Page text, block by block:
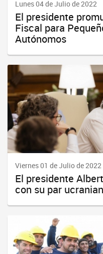
Lunes 04 de Julio de 2022
El presidente
Fiscal para
Autónomos
Viernes 01 de Julio de 2022
El presidente
con su par